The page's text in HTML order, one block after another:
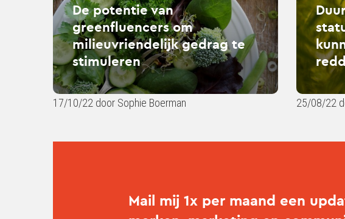
De potentie van
greenfluencers om
milieuvriendelijk gedrag te
stimuleren
17/10/22 door Sophie Boerman
gedrag
stimuleren
25/08/22
helpen
redden
planeet
Mail mij 1x per maand een